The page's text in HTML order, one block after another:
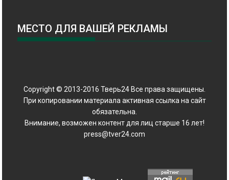
МЕСТО ДЛЯ ВАШЕЙ РЕКЛАМЫ
Copyright © 2013-2016 Тверь24 Все права защищены.
При копировании материала активная ссылка на сайт
обязательна.
Внимание, возможен контент для лиц старше 16 лет!
press@tver24.com